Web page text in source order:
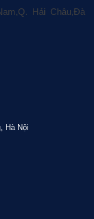
Hải Châu,Đà
Hà Nội